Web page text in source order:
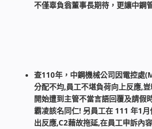
不僅辜負翁董事長期待，更讓中鋼
查110年，中鋼機械公司因電控處
分配不均,員工不堪負荷向上反應,
開始遭到主管不當言語回覆及請假
霸凌該名同仁! 另員工在 111 年1
出反應,C2藉故拖延,在員工申訴內